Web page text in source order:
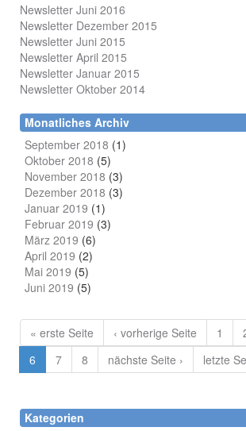
Newsletter Juni 2016
Newsletter Dezember 2015
Newsletter Juni 2015
Newsletter April 2015
Newsletter Januar 2015
Newsletter Oktober 2014
Monatliches Archiv
September 2018 (1)
Oktober 2018 (5)
November 2018 (3)
Dezember 2018 (3)
Januar 2019 (1)
Februar 2019 (3)
März 2019 (6)
April 2019 (2)
Mai 2019 (5)
Juni 2019 (5)
« erste Seite ‹ vorherige Seite 1
6
7 8 nächste Seite › letzte
Kategorien